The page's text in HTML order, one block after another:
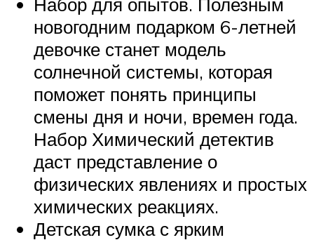
новогодним подарком 6-летней
девочке станет модель
солнечной системы, которая
поможет понять принципы
смены дня и ночи, времен года.
Набор Химический детектив
даст представление о
физических явлениях и простых
химических реакциях.
Детская сумка с ярким